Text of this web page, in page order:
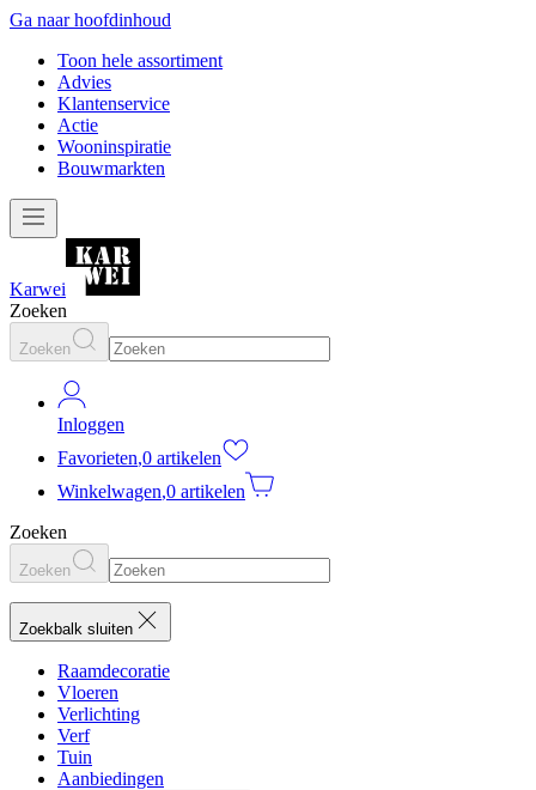
Ga naar hoofdinhoud
Toon hele assortiment
Advies
Klantenservice
Actie
Wooninspiratie
Bouwmarkten
Karwei
Zoeken
Zoeken
Inloggen
Favorieten,0 artikelen
Winkelwagen,0 artikelen
Zoeken
Zoeken
Zoekbalk sluiten
Raamdecoratie
Vloeren
Verlichting
Verf
Tuin
Aanbiedingen